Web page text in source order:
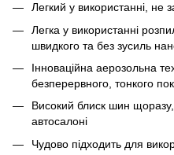
Легкий у використанні, не
Легка у використанні
швидкого та без зусиль
Інноваційна аерозольна
безперервного, тонкого
Високий блиск шин щоразу,
автосалоні
Чудово підходить для